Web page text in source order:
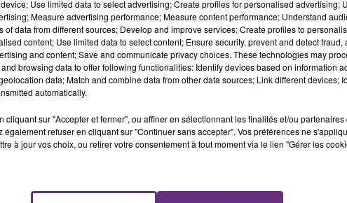
VENEZ FÊTER CE WEEK-END
L'ANNIVERSAIRE DE WOINIC
Ce samedi 8 août sera un grand jour :
l'anniversaire du plus gros sanglier du monde.
Une fête est donc organisée et vous êtes tous
Use limited data to select advertising; Create profiles for personalised advertising;
Measure advertising performance; Measure content performance; Understand
of data from different sources; Develop and improve services; Create profiles to
content; Use limited data to select content; Ensure security, prevent and detect fraud,
and content; Save and communicate privacy choices. These technologies may
browsing data to offer following functionalities: Identify devices based on information
data; Match and combine data from other data sources; Link different devices;
automatically.
cliquant sur "Accepter et fermer", ou affiner en sélectionnant les finalités et/ou partenaires
également refuser en cliquant sur "Continuer sans accepter". Vos préférences ne
à jour vos choix, ou retirer votre consentement à tout moment via le lien "Gérer les